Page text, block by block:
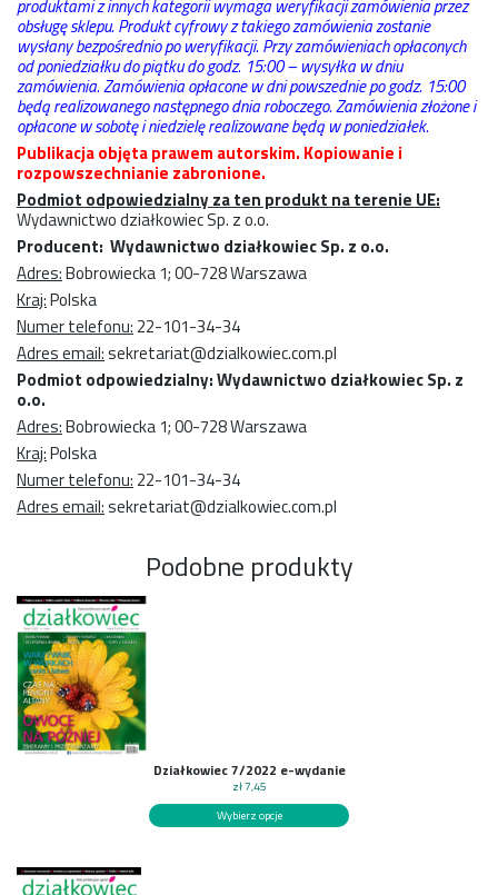
produktami z innych kategorii wymaga weryfikacji zamówienia przez
obsługę sklepu. Produkt cyfrowy z takiego zamówienia zostanie
wysłany bezpośrednio po weryfikacji. Przy zamówieniach opłaconych
od poniedziałku do piątku do godz. 15:00 – wysyłka w dniu
zamówienia. Zamówienia opłacone w dni powszednie po godz. 15:00
będą realizowanego następnego dnia roboczego. Zamówienia złożone i
opłacone w sobotę i niedzielę realizowane będą w poniedziałek.
Publikacja objęta prawem autorskim. Kopiowanie i
rozpowszechnianie zabronione.
Podmiot odpowiedzialny za ten produkt na terenie UE:
Wydawnictwo działkowiec Sp. z o.o.
Producent: Wydawnictwo działkowiec Sp. z o.o.
Adres:Bobrowiecka 1; 00-728 Warszawa
Kraj:Polska
Numer telefonu: 22-101-34-34
Adres email:sekretariat@dzialkowiec.com.pl
Podmiot odpowiedzialny: Wydawnictwo działkowiec Sp. z
o.o.
Adres:Bobrowiecka 1; 00-728 Warszawa
Kraj:Polska
Numer telefonu: 22-101-34-34
Adres email:sekretariat@dzialkowiec.com.pl
Podobne produkty
Działkowiec 7/2022 e-wydanie
zł7,45
Wybierz opcje